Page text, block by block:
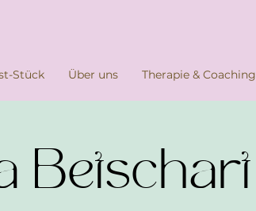
Stück Über uns Therapie & Coaching
Betschart